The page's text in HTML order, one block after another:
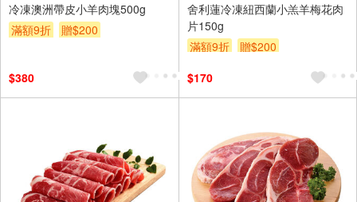
冷凍澳洲帶皮小羊肉塊500g
滿額9折
贈$200
$380
舍利蓮冷凍紐西蘭小羔羊梅花肉
片150g
滿額9折
贈$200
$170